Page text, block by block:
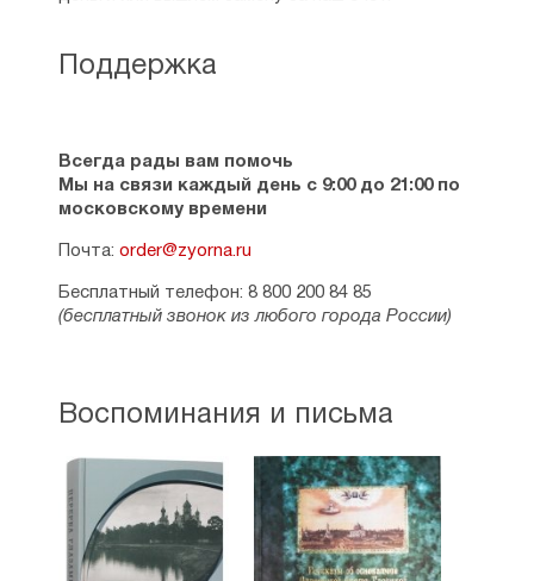
Поддержка
Всегда рады вам помочь
Мы на связи каждый день с 9:00 до 21:00 по
московскому времени
Почта: order@zyorna.ru
Бесплатный телефон: 8 800 200 84 85
(бесплатный звонок из любого города России)
Воспоминания и письма